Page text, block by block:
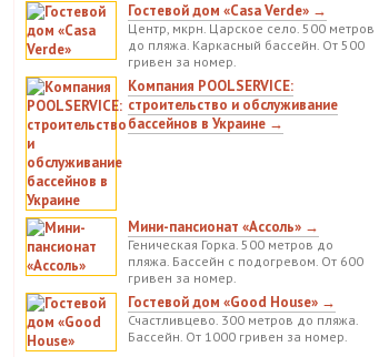
Гостевой дом «Casa Verde» →
Центр, мкрн. Царское село. 500 метров
до пляжа. Каркасный бассейн. От 500
гривен за номер.
Компания POOLSERVICE:
строительство и обслуживание
бассейнов в Украине →
Мини-пансионат «Ассоль» →
Геническая Горка. 500 метров до
пляжа. Бассейн с подогревом. От 600
гривен за номер.
Гостевой дом «Good House» →
Счастливцево. 300 метров до пляжа.
Бассейн. От 1000 гривен за номер.